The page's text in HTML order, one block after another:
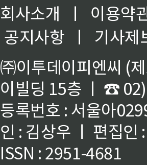
회사소개 ㅣ
이용약
공지사항
ㅣ
기사제
㈜이투데이피엔씨 (
이빌딩 15층 ㅣ ☎
등록번호 : 서울아
인 : 김상우 ㅣ 편집인
ISSN : 2951-4681